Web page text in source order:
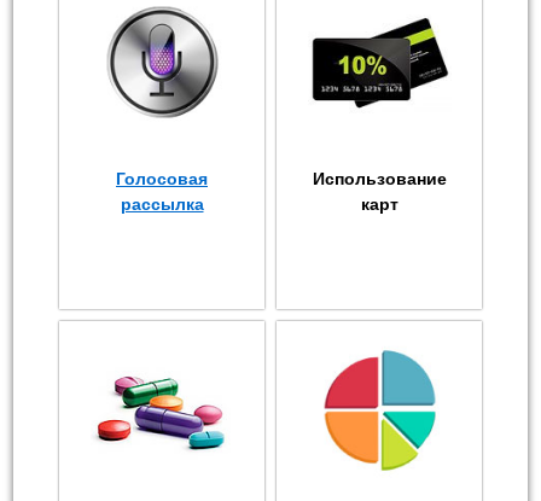
Голосовая
рассылка
Использование
карт